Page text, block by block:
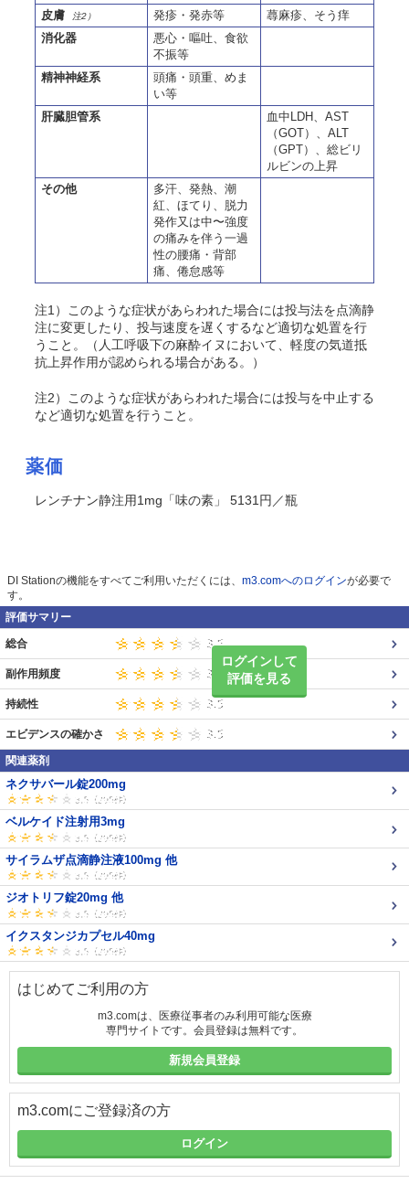
皮膚
注2） 発疹・発赤等
蕁麻疹、そう痒
消化器
悪心・嘔吐、食欲
不振等
精神神経系
頭痛・頭重、めま
い等
肝臓胆管系
血中LDH、AST
（GOT）、ALT
（GPT）、総ビリ
ルビンの上昇
その他
多汗、発熱、潮
紅、ほてり、脱力
発作又は中〜強度
の痛みを伴う一過
性の腰痛・背部
痛、倦怠感等
注1）このような症状があらわれた場合には投与法を点滴静
注に変更したり、投与速度を遅くするなど適切な処置を行
うこと。（人工呼吸下の麻酔イヌにおいて、軽度の気道抵
抗上昇作用が認められる場合がある。）
注2）このような症状があらわれた場合には投与を中止する
など適切な処置を行うこと。
薬価
レンチナン静注用1mg「味の素」 5131円／瓶
DI Stationの機能をすべてご利用いただくには、 m3.comへのログインが必要で
す。
評価サマリー
ログインして
評価を見る
総合
副作用頻度
持続性
エビデンスの確かさ
関連薬剤
ネクサバール錠200mg
ベルケイド注射用3mg
サイラムザ点滴静注液100mg 他
ジオトリフ錠20mg 他
イクスタンジカプセル40mg
はじめてご利用の方
m3.comは、医療従事者のみ利用可能な医療
専門サイトです。会員登録は無料です。
新規会員登録
m3.comにご登録済の方
ログイン